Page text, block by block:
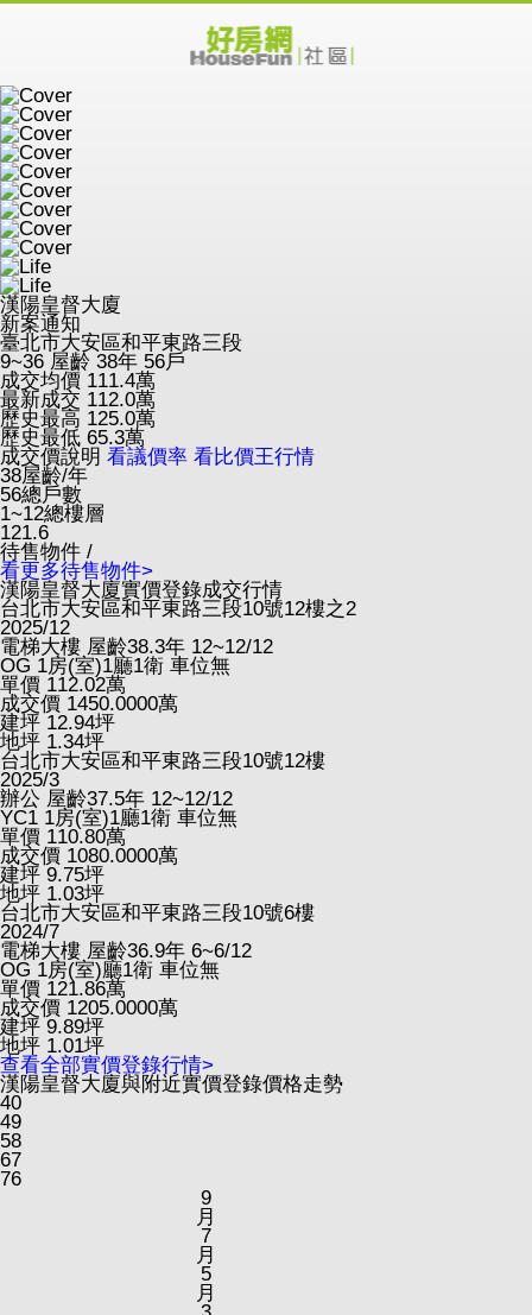
漢陽皇督大廈
新案通知
臺北市大安區和平東路三段
9~36 屋齡 38年 56戶
成交均價 111.4萬
最新成交 112.0萬
歷史最高 125.0萬
歷史最低 65.3萬
成交價說明 看議價率 看比價王行情
38屋齡/年
56總戶數
1~12總樓層
121.6
待售物件 /
看更多待售物件>
漢陽皇督大廈實價登錄成交行情
台北市大安區和平東路三段10號12樓之2
2025/12
電梯大樓 屋齡38.3年 12~12/12
OG 1房(室)1廳1衛 車位無
單價 112.02萬
成交價 1450.0000萬
建坪 12.94坪
地坪 1.34坪
台北市大安區和平東路三段10號12樓
2025/3
辦公 屋齡37.5年 12~12/12
YC1 1房(室)1廳1衛 車位無
單價 110.80萬
成交價 1080.0000萬
建坪 9.75坪
地坪 1.03坪
台北市大安區和平東路三段10號6樓
2024/7
電梯大樓 屋齡36.9年 6~6/12
OG 1房(室)廳1衛 車位無
單價 121.86萬
成交價 1205.0000萬
建坪 9.89坪
地坪 1.01坪
查看全部實價登錄行情>
漢陽皇督大廈與附近實價登錄價格走勢
40
49
58
67
76
9
月
7
月
5
月